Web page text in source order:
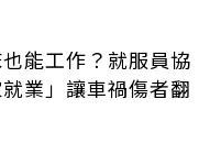
能工作？就服員協
業」讓車禍傷者翻